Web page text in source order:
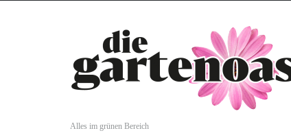
Alles im grünen Bereich